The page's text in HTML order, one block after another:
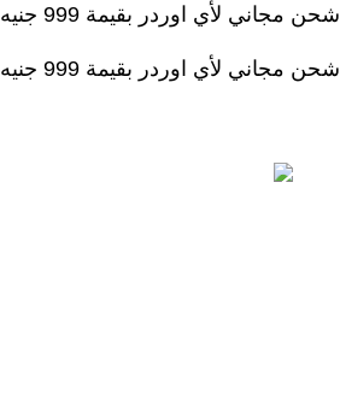
شحن مجاني لأي اوردر بقيمة 999 جنيه
شحن مجاني لأي اوردر بقيمة 999 جنيه